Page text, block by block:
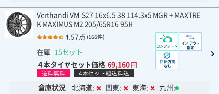
Verthandi VM-S27 16x6.5 38 114.3x5 MGR + MAXTRE
K MAXIMUS M2 205/65R16 95H
4.57点 (166件)
在庫 15セット
４本タイヤセット価格 69,160 円
送料無料 4本セット組込料込
倉庫状況 北海道: 関東: 東海: 九州: